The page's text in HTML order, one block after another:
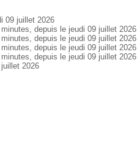
09 juillet 2026
depuis le jeudi 09 juillet 2026
depuis le jeudi 09 juillet 2026
depuis le jeudi 09 juillet 2026
depuis le jeudi 09 juillet 2026
2026